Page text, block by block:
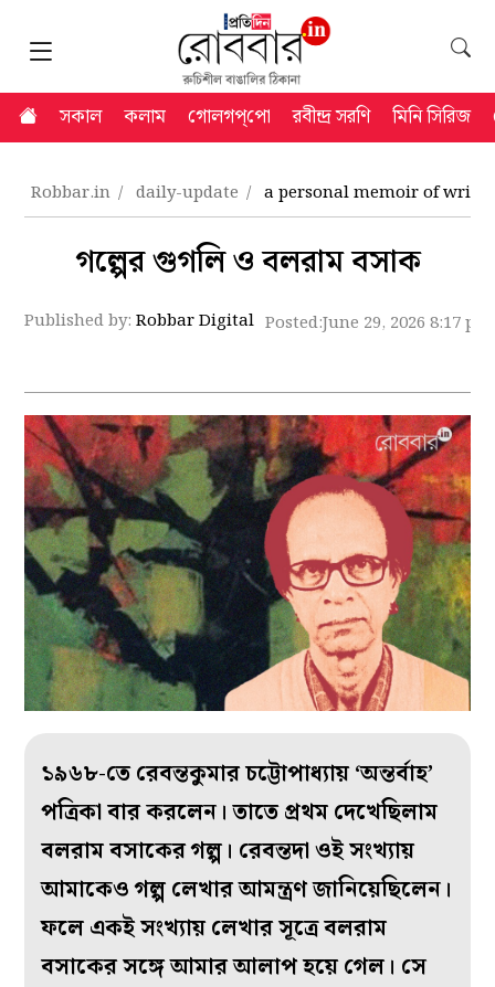
সকাল কলাম গোলগপ্‌পো রবীন্দ্র সরণি মিনি সিরিজ
Robbar.in daily-update a personal memoir of
গল্পের গুগলি ও বলরাম বসাক
Published by:Robbar Digital Posted:June 29, 2026 8:17 pm
১৯৬৮-তে রেবন্তকুমার চট্টোপাধ্যায় ‘অন্তর্বাহ’
পত্রিকা বার করলেন। তাতে প্রথম দেখেছিলাম
বলরাম বসাকের গল্প। রেবন্তদা ওই সংখ্যায়
আমাকেও গল্প লেখার আমন্ত্রণ জানিয়েছিলেন।
ফলে একই সংখ্যায় লেখার সূত্রে বলরাম
বসাকের সঙ্গে আমার আলাপ হয়ে গেল। সে